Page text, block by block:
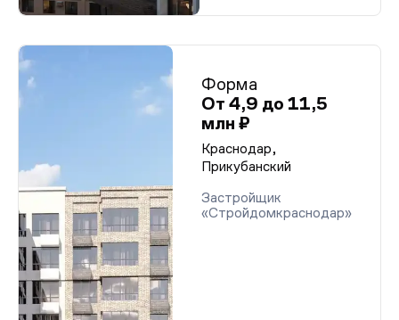
Форма
От 4,9 до 11,5
млн ₽
Краснодар,
Прикубанский
Застройщик
«Стройдомкраснодар»